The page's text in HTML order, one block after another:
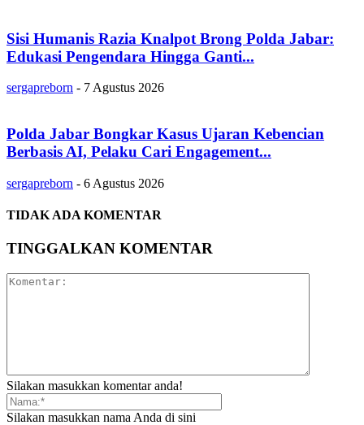
Sisi Humanis Razia Knalpot Brong Polda Jabar:
Edukasi Pengendara Hingga Ganti...
sergapreborn - 7 Agustus 2026
Polda Jabar Bongkar Kasus Ujaran Kebencian
Berbasis AI, Pelaku Cari Engagement...
sergapreborn - 6 Agustus 2026
TIDAK ADA KOMENTAR
TINGGALKAN KOMENTAR
Silakan masukkan komentar anda!
Silakan masukkan nama Anda di sini